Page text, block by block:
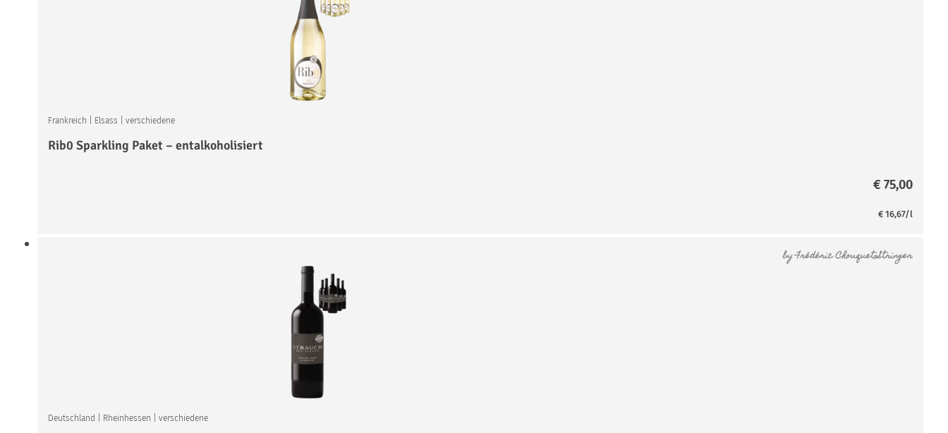
Frankreich Elsass verschiedene
Rib0 Sparkling Paket – entalkoholisiert
€ 75,00
€ 16,67/l
byFrédéric Chouquet-Stringer
Deutschland Rheinhessen verschiedene